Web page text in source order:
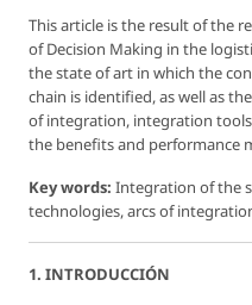
This article is the result of the
of Decision Making in the
the state of art in which the
chain is identified, as well as
of integration, integration
the benefits and performance
Key words: Integration of the
technologies, arcs of
1. INTRODUCCIÓN